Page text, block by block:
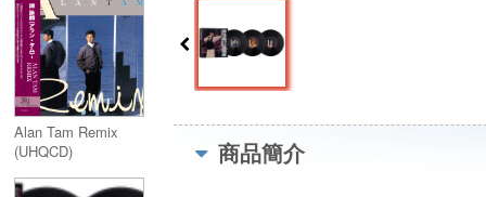
Alan Tam Remix
(UHQCD)
商品簡介